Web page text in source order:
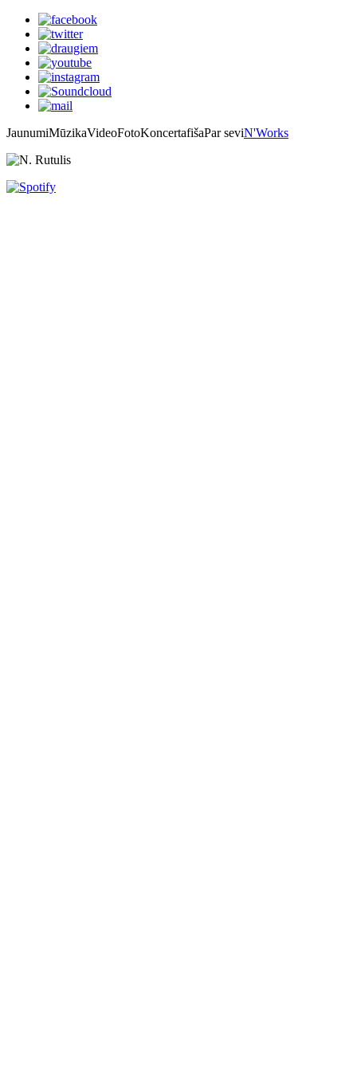
JaunumiMūzikaVideoFotoKoncertafišaPar seviN'Works